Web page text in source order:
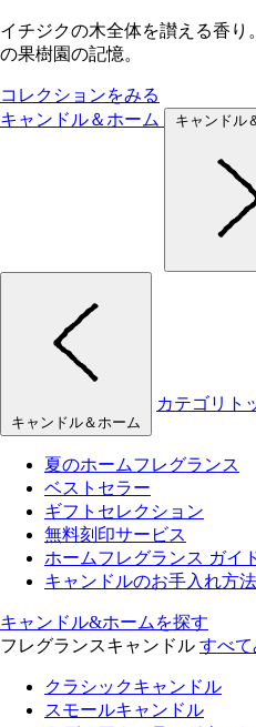
イチジクの木全体を讃える香
の果樹園の記憶。
コレクションをみる
キャンドル＆ホーム
キャンドル
キャンドル＆ホーム
カテゴリト
夏のホームフレグランス
ベストセラー
ギフトセレクション
無料刻印サービス
ホームフレグランス ガイ
キャンドルのお手入れ方法
キャンドル&ホームを探す
フレグランスキャンドル すべて
クラシックキャンドル
スモールキャンドル